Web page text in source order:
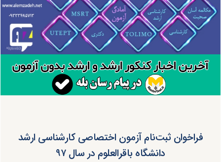
فراخوان ثبت‌نام آزمون اختصاصی کارشناسی ارشد
دانشگاه باقرالعلوم در سال ۹۷